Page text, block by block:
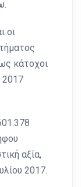
οι
κάτοχοι
2017
αξία,
2017.